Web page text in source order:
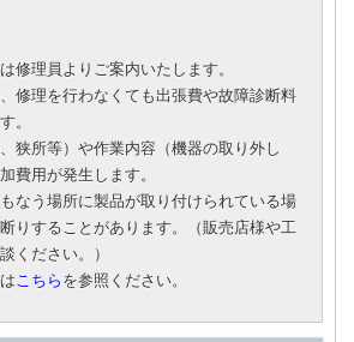
修理員よりご案内いたします。
修理を行わなくても出張費や故障診断料
。
狭所等）や作業内容（機器の取り外し
費用が発生します。
なう場所に製品が取り付けられている場
りすることがあります。（販売店様や工
ください。）
こちら を参照ください。